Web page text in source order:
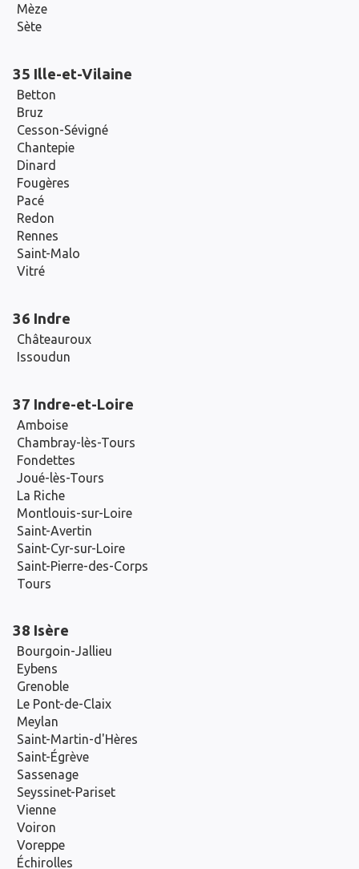
Mèze
Sète
35 Ille-et-Vilaine
Betton
Bruz
Cesson-Sévigné
Chantepie
Dinard
Fougères
Pacé
Redon
Rennes
Saint-Malo
Vitré
36 Indre
Châteauroux
Issoudun
37 Indre-et-Loire
Amboise
Chambray-lès-Tours
Fondettes
Joué-lès-Tours
La Riche
Montlouis-sur-Loire
Saint-Avertin
Saint-Cyr-sur-Loire
Saint-Pierre-des-Corps
Tours
38 Isère
Bourgoin-Jallieu
Eybens
Grenoble
Le Pont-de-Claix
Meylan
Saint-Martin-d'Hères
Saint-Égrève
Sassenage
Seyssinet-Pariset
Vienne
Voiron
Voreppe
Échirolles